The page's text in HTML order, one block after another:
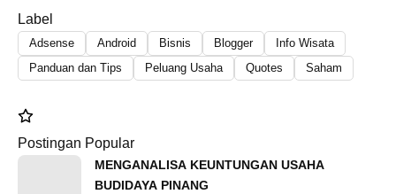
Label
Adsense Android Bisnis Blogger
Info Wisata
Panduan dan Tips
Peluang Usaha Quotes Saham
Postingan Popular
MENGANALISA KEUNTUNGAN USAHA
BUDIDAYA PINANG